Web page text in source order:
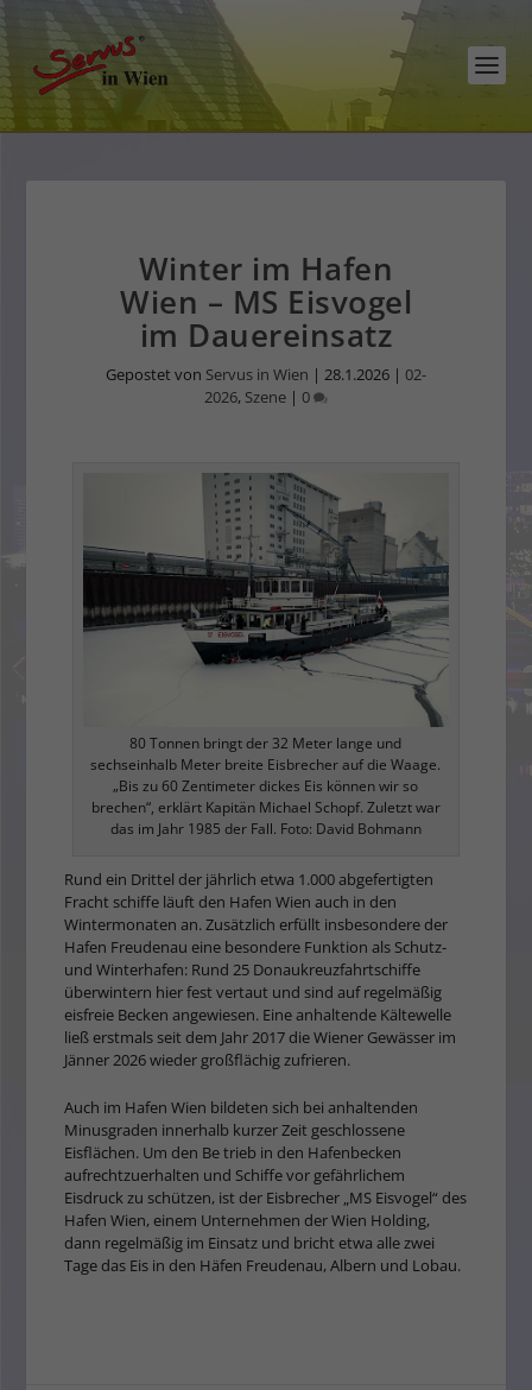
Winter im Hafen
Wien – MS Eisvogel
im Dauereinsatz
Gepostet von Servus in Wien | 28.1.2026 | 02-
2026, Szene | 0
80 Tonnen bringt der 32 Meter lange und
sechseinhalb Meter breite Eisbrecher auf die Waage.
„Bis zu 60 Zentimeter dickes Eis können wir so
brechen“, erklärt Kapitän Michael Schopf. Zuletzt war
das im Jahr 1985 der Fall. Foto: David Bohmann
Rund ein Drittel der jährlich etwa 1.000 abgefertigten
Fracht schiffe läuft den Hafen Wien auch in den
Wintermonaten an. Zusätzlich erfüllt insbesondere der
Hafen Freudenau eine besondere Funktion als Schutz-
und Winterhafen: Rund 25 Donaukreuzfahrtschiffe
überwintern hier fest vertaut und sind auf regelmäßig
eisfreie Becken angewiesen. Eine anhaltende Kältewelle
ließ erstmals seit dem Jahr 2017 die Wiener Gewässer im
Jänner 2026 wieder großflächig zufrieren.
Auch im Hafen Wien bildeten sich bei anhaltenden
Minusgraden innerhalb kurzer Zeit geschlossene
Eisflächen. Um den Be trieb in den Hafenbecken
aufrechtzuerhalten und Schiffe vor gefährlichem
Eisdruck zu schützen, ist der Eisbrecher „MS Eisvogel“ des
Hafen Wien, einem Unternehmen der Wien Holding,
dann regelmäßig im Einsatz und bricht etwa alle zwei
Tage das Eis in den Häfen Freudenau, Albern und Lobau.